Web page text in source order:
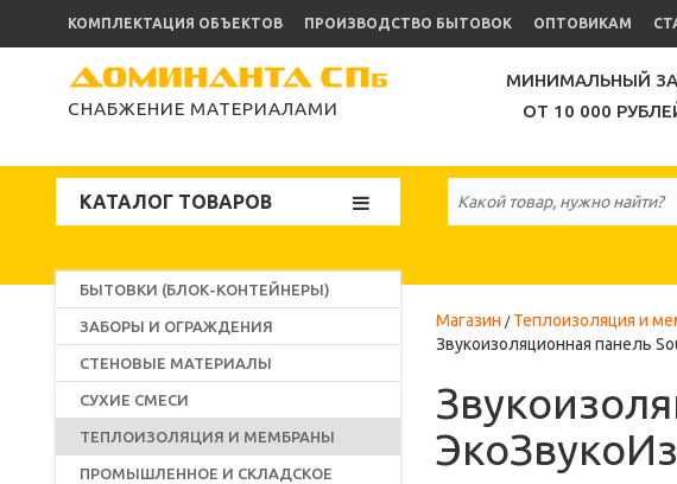
КОМПЛЕКТАЦИЯ ОБЪЕКТОВ ПРОИЗВОДСТВО БЫТОВОК ОПТОВИКАМ
СНАБЖЕНИЕ МАТЕРИАЛАМИ
МИНИМАЛЬНЫЙ
ОТ 10 000
КАТАЛОГ ТОВАРОВ
БЫТОВКИ (БЛОК-КОНТЕЙНЕРЫ)
ЗАБОРЫ И ОГРАЖДЕНИЯ
СТЕНОВЫЕ МАТЕРИАЛЫ
СУХИЕ СМЕСИ
ТЕПЛОИЗОЛЯЦИЯ И МЕМБРАНЫ
ПРОМЫШЛЕННОЕ И СКЛАДСКОЕ
Магазин Теплоизоляция и
Звукоизоляционная панель